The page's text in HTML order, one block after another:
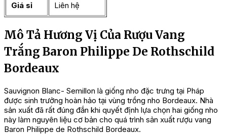
Giá sỉ Liên hệ
Mô Tả Hương Vị Của Rượu Vang
Trắng Baron Philippe De Rothschild
Bordeaux
Sauvignon Blanc- Semillon là giống nho đặc trưng tại Pháp
được sinh trưởng hoàn hảo tại vùng trồng nho Bordeaux. Nhà
sản xuất đã rất đúng đắn khi quyết định lựa chọn hai giống nho
này làm nguyên liệu cơ bản cho quá trình sản xuất rượu vang
Baron Philippe de Rothschild Bordeaux.